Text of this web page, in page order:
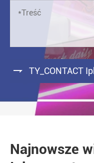
 TY_CONTACT
Najnowsze